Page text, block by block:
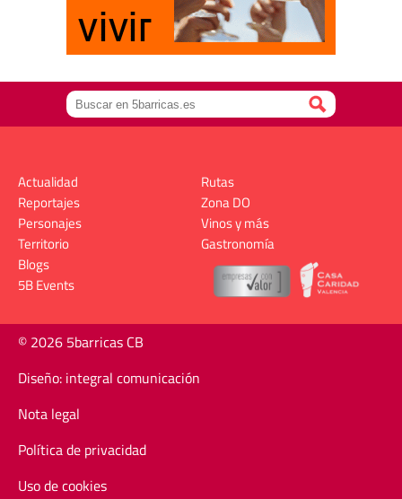
Actualidad
Reportajes
Personajes
Territorio
Rutas
Zona DO
Vinos y más
Gastronomía
Blogs
5B Events
© 2026 5barricas CB
Diseño: integral comunicación
Nota legal
Política de privacidad
Uso de cookies